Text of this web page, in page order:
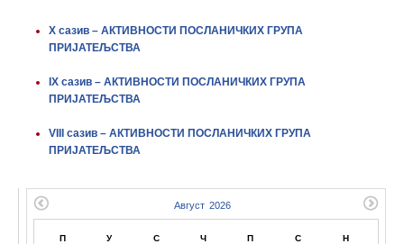
X сазив – АКТИВНОСТИ ПОСЛАНИЧКИХ ГРУПА
ПРИЈАТЕЉСТВА
IX сазив – АКТИВНОСТИ ПОСЛАНИЧКИХ ГРУПА
ПРИЈАТЕЉСТВА
VIII сазив – АКТИВНОСТИ ПОСЛАНИЧКИХ ГРУПА
ПРИЈАТЕЉСТВА
П У С Ч П С Н